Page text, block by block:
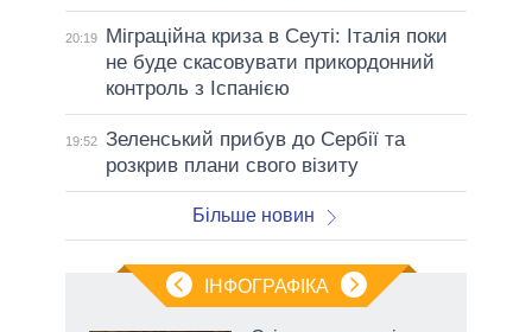
20:19
Міграційна криза в Сеуті: Італія поки
не буде скасовувати прикордонний
контроль з Іспанією
19:52 Зеленський прибув до Сербії та
розкрив плани свого візиту
Більше новин
ІНФОГРАФІКА